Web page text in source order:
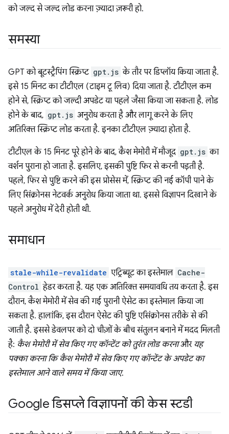
को जल्द से जल्द लोड करना ज़्यादा ज़रूरी हो.
समस्या
GPT को बूटस्ट्रैपिंग स्क्रिप्ट gpt.js के तौर पर डिप्लॉय किया जाता है.
इसे 15 मिनट का टीटीएल (टाइम टू लिव) दिया जाता है. टीटीएल कम
होने से, स्क्रिप्ट को जल्दी अपडेट या पहले जैसा किया जा सकता है. लोड
होने के बाद, gpt.js अनुरोध करता है और लागू करने के लिए
अतिरिक्त स्क्रिप्ट लोड करता है. इनका टीटीएल ज़्यादा होता है.
टीटीएल के 15 मिनट पूरे होने के बाद, कैश मेमोरी में मौजूद gpt.js का
वर्शन पुराना हो जाता है. इसलिए, इसकी पुष्टि फिर से करनी पड़ती है.
पहले, फिर से पुष्टि करने की इस प्रोसेस में, स्क्रिप्ट की नई कॉपी पाने के
लिए सिंक्रोनस नेटवर्क अनुरोध किया जाता था. इससे विज्ञापन दिखाने के
पहले अनुरोध में देरी होती थी.
समाधान
stale-while-revalidate एट्रिब्यूट का इस्तेमाल Cache-
Control हेडर करता है. यह एक अतिरिक्त समयावधि तय करता है. इस
दौरान, कैश मेमोरी में सेव की गई पुरानी ऐसेट का इस्तेमाल किया जा
सकता है. हालांकि, इस दौरान ऐसेट की पुष्टि एसिंक्रोनस तरीके से की
जाती है. इससे डेवलपर को दो चीज़ों के बीच संतुलन बनाने में मदद मिलती
है: कैश मेमोरी में सेव किए गए कॉन्टेंट को तुरंत लोड करनाऔर यह
पक्का करना कि कैश मेमोरी में सेव किए गए कॉन्टेंट के अपडेट का
इस्तेमाल आने वाले समय में किया जाए.
Google डिसप्ले विज्ञापनों की केस स्टडी